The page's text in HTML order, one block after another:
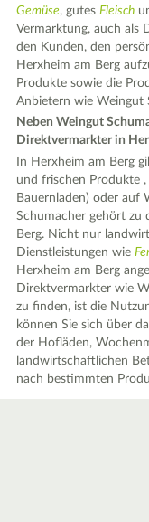
Gemüse, gutesFleisch
Vermarktung, auch als
den Kunden, den
Herxheim am Berg
Produkte sowie die
Anbietern wie Weingut
Neben Weingut
Direktvermarkter in
In Herxheim am Berg
und frischen Produkte
Bauernladen) oder auf
Schumacher gehört zu
Berg. Nicht nur
Dienstleistungen wie
Herxheim am Berg
Direktvermarkter wie
zu finden, ist die
können Sie sich über
der Hofläden,
landwirtschaftlichen
nach bestimmten